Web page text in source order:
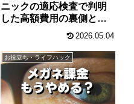
ニックの適応検査で判明
した高額費用の裏側とリ
2026.05.04
お役立ち・ライフハック